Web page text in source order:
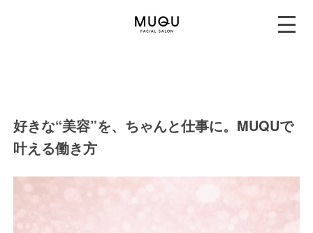
好きな“美容”を、ちゃんと仕事に。MUQUで
叶える働き方